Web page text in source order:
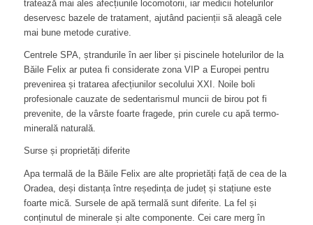
tratează mai ales afecțiunile locomotorii, iar medicii hotelurilor
deservesc bazele de tratament, ajutând pacienții să aleagă cele
mai bune metode curative.
Centrele SPA, ștrandurile în aer liber și piscinele hotelurilor de la
Băile Felix ar putea fi considerate zona VIP a Europei pentru
prevenirea și tratarea afecțiunilor secolului XXI. Noile boli
profesionale cauzate de sedentarismul muncii de birou pot fi
prevenite, de la vârste foarte fragede, prin curele cu apă termo-
minerală naturală.
Surse și proprietăți diferite
Apa termală de la Băile Felix are alte proprietăți față de cea de la
Oradea, deși distanța între reședința de județ și stațiune este
foarte mică. Sursele de apă termală sunt diferite. La fel și
conținutul de minerale și alte componente. Cei care merg în